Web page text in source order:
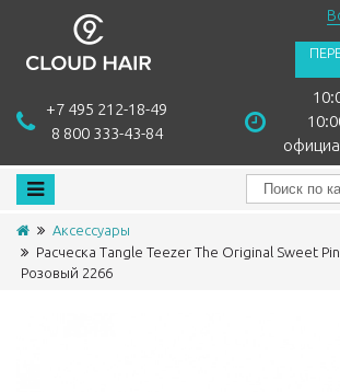
+7 495 212-18-49
8 800 333-43-84
Аксессуары
Расческа Tangle Teezer The Original Sweet
Розовый 2266